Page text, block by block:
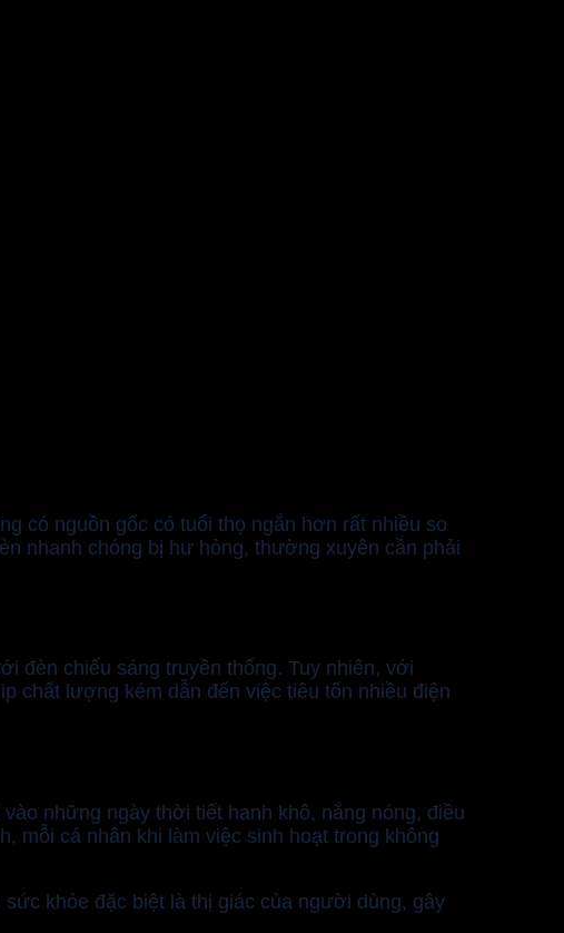
có nguồn gốc có tuổi thọ ngắn hơn rất nhiều so
nhanh chóng bị hư hỏng, thường xuyên cần phải
đèn chiếu sáng truyền thống. Tuy nhiên, với
chất lượng kém dẫn đến việc tiêu tốn nhiều điện
những ngày thời tiết hanh khô, nắng nóng, điều
mỗi cá nhân khi làm việc sinh hoạt trong không
khỏe đặc biệt là thị giác của người dùng, gây